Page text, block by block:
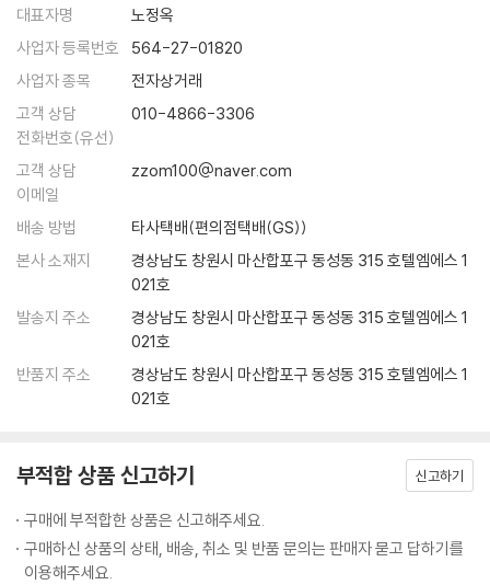
과 구조의 변화 등 개성 있는 타이포그래피를 위한 다양한 접근법을 보여
주며, 각 아이디어의 활용법에 대한 조언도 아끼지 않는다.
[일러스트레이션 편]
“좋은 그림이 좋은 일러스트레이션은 아니다.”
세계적 거장 50인에게 배우는 효과적인 일러스트레이션 아이디어
세계적 디자이너들의 입증된 일러스트레이션을 소개하면서, 글자의 활용
· 캐릭터와 세계관의 창조 · 클리셰의 변형 · 상징과 메타포 및 캐리커처의
사용 등 일러스트레이션 제작에 활용할 수 있는 아이디어를 꼼꼼히 담았
대표자명
노정옥
사업자 등록번호
564-27-01820
사업자 종목
전자상거래
고객 상담
전화번호(유선)
010-4866-3306
고객 상담
이메일
zzom100@naver.com
배송 방법
타사택배(편의점택배(GS))
본사 소재지
경상남도 창원시 마산합포구 동성동 315 호텔엠에스 1
021호
발송지 주소
경상남도 창원시 마산합포구 동성동 315 호텔엠에스 1
021호
반품지 주소
경상남도 창원시 마산합포구 동성동 315 호텔엠에스 1
021호
부적합 상품 신고하기 신고하기
구매에 부적합한 상품은 신고해주세요.
구매하신 상품의 상태, 배송, 취소 및 반품 문의는 판매자 묻고 답하기를
이용해주세요.